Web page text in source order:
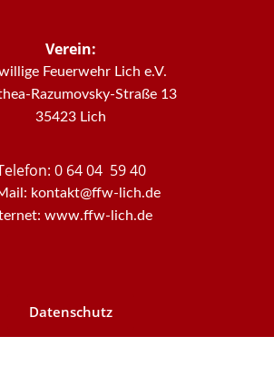
Verein:
Feuerwehr Lich e.V.
Razumovsky-Straße 13
35423 Lich
0 64 04 59 40
kontakt@ffw-lich.de
www.ffw-lich.de
Datenschutz